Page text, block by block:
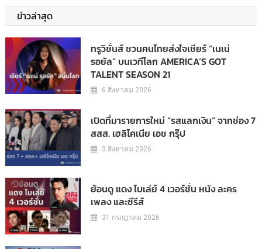
ข่าวล่าสุด
ทรูวิชั่นส์ ชวนคนไทยส่งใจเชียร์ “เนเน่
รอยัล” บนเวทีโลก AMERICA’S GOT
TALENT SEASON 21
6 สิงหาคม 2026
เปิดที่มารายการใหม่ “รสแลกเงิน” จากช่อง 7
สสส. เฮลิโคเนีย เอช กรุ๊ป
3 สิงหาคม 2026
ย้อนดู แดง ไบเล่ย์ 4 เวอร์ชั่น หนัง ละคร
เพลง และซีรีส์
31 กรกฎาคม 2026